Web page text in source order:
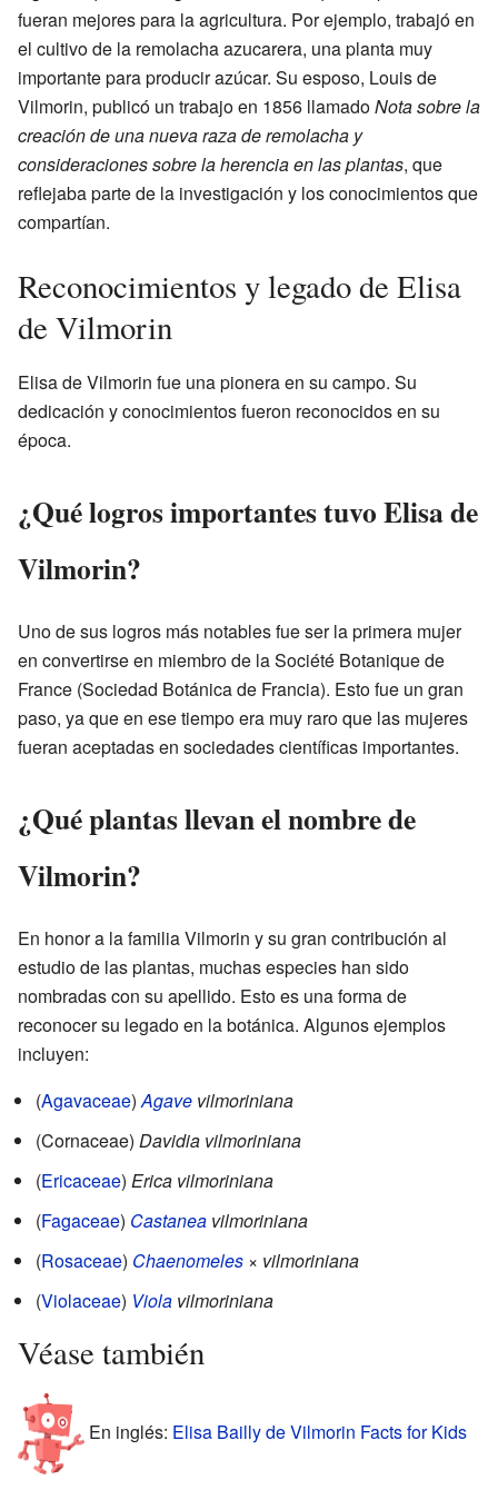
fueran mejores para la agricultura. Por ejemplo, trabajó en
el cultivo de la remolacha azucarera, una planta muy
importante para producir azúcar. Su esposo, Louis de
Vilmorin, publicó un trabajo en 1856 llamadoNota sobre la
creación de una nueva raza de remolacha y
consideraciones sobre la herencia en las plantas, que
reflejaba parte de la investigación y los conocimientos que
compartían.
Reconocimientos y legado de Elisa
de Vilmorin
Elisa de Vilmorin fue una pionera en su campo. Su
dedicación y conocimientos fueron reconocidos en su
época.
¿Qué logros importantes tuvo Elisa de
Vilmorin?
Uno de sus logros más notables fue ser la primera mujer
en convertirse en miembro de la Société Botanique de
France (Sociedad Botánica de Francia). Esto fue un gran
paso, ya que en ese tiempo era muy raro que las mujeres
fueran aceptadas en sociedades científicas importantes.
¿Qué plantas llevan el nombre de
Vilmorin?
En honor a la familia Vilmorin y su gran contribución al
estudio de las plantas, muchas especies han sido
nombradas con su apellido. Esto es una forma de
reconocer su legado en la botánica. Algunos ejemplos
incluyen:
(Agavaceae)Agave vilmoriniana
(Cornaceae) Davidia vilmoriniana
(Ericaceae) Erica vilmoriniana
(Fagaceae) Castanea vilmoriniana
(Rosaceae) Chaenomeles × vilmoriniana
(Violaceae) Viola vilmoriniana
Véase también
En inglés: Elisa Bailly de Vilmorin Facts for Kids